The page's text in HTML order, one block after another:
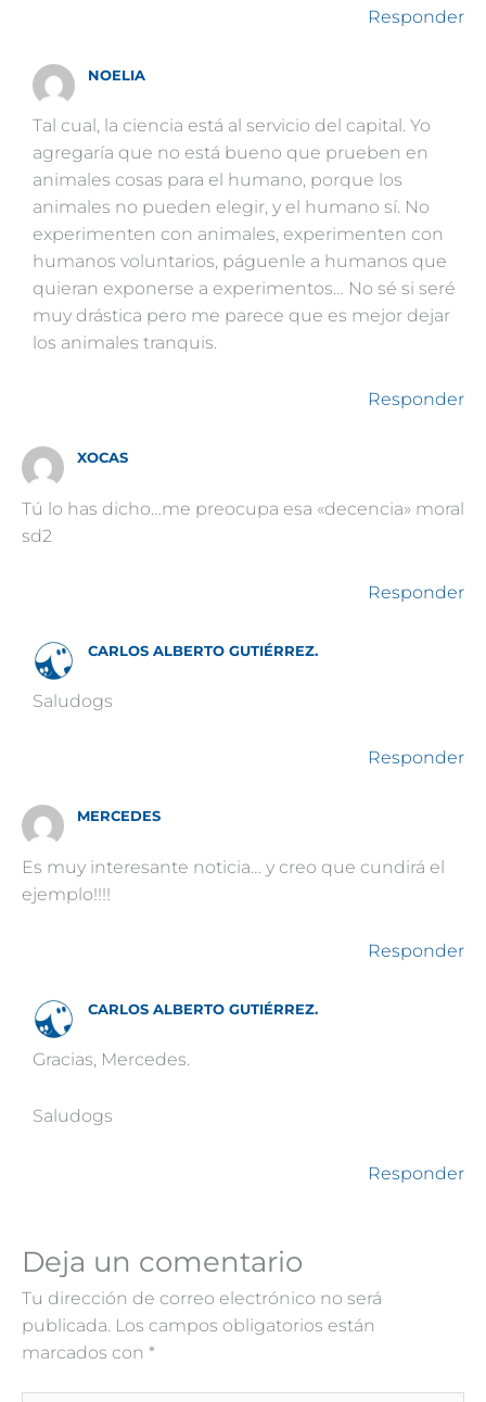
Responder
NOELIA
Tal cual, la ciencia está al servicio del capital. Yo
agregaría que no está bueno que prueben en
animales cosas para el humano, porque los
animales no pueden elegir, y el humano sí. No
experimenten con animales, experimenten con
humanos voluntarios, páguenle a humanos que
quieran exponerse a experimentos… No sé si seré
muy drástica pero me parece que es mejor dejar
los animales tranquis.
Responder
XOCAS
Tú lo has dicho…me preocupa esa «decencia» moral
sd2
Responder
CARLOS ALBERTO GUTIÉRREZ.
Saludogs
Responder
MERCEDES
Es muy interesante noticia… y creo que cundirá el
ejemplo!!!!
Responder
CARLOS ALBERTO GUTIÉRREZ.
Gracias, Mercedes.
Saludogs
Responder
Deja un comentario
Tu dirección de correo electrónico no será
publicada. Los campos obligatorios están
marcados con *